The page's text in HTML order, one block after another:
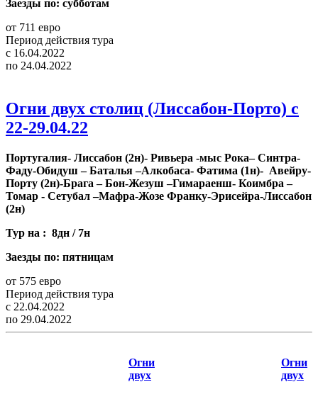
Заезды по: субботам
от 711 евро
Период действия тура
с 16.04.2022
по 24.04.2022
Огни двух столиц (Лиссабон-Порто) с
22-29.04.22
Португалия- Лиссабон (2н)- Ривьера -мыс Рока– Синтра-
Фаду-Обидуш – Баталья –Алкобаса- Фатима (1н)- Авейру-
Порту (2н)-Брага – Бон-Жезуш –Гимараенш- Коимбра –
Томар - Сетубал –Мафра-Жозе Франку-Эрисейра-Лиссабон
(2н)
Тур на : 8дн / 7н
Заезды по: пятницам
от 575 евро
Период действия тура
с 22.04.2022
по 29.04.2022
Огни
двух
Огни
двух